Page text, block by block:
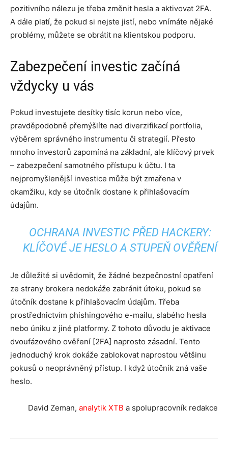
pozitivního nálezu je třeba změnit hesla a aktivovat 2FA.
A dále platí, že pokud si nejste jistí, nebo vnímáte nějaké
problémy, můžete se obrátit na klientskou podporu.
Zabezpečení investic začíná
vždycky u vás
Pokud investujete desítky tisíc korun nebo více,
pravděpodobně přemýšlíte nad diverzifikací portfolia,
výběrem správného instrumentu či strategií. Přesto
mnoho investorů zapomíná na základní, ale klíčový prvek
– zabezpečení samotného přístupu k účtu. I ta
nejpromyšlenější investice může být zmařena v
okamžiku, kdy se útočník dostane k přihlašovacím
údajům.
OCHRANA INVESTIC PŘED HACKERY:
KLÍČOVÉ JE HESLO A STUPEŇ OVĚŘENÍ
Je důležité si uvědomit, že žádné bezpečnostní opatření
ze strany brokera nedokáže zabránit útoku, pokud se
útočník dostane k přihlašovacím údajům. Třeba
prostřednictvím phishingového e-mailu, slabého hesla
nebo úniku z jiné platformy. Z tohoto důvodu je aktivace
dvoufázového ověření [2FA] naprosto zásadní. Tento
jednoduchý krok dokáže zablokovat naprostou většinu
pokusů o neoprávněný přístup. I když útočník zná vaše
heslo.
David Zeman, analytik XTB a spolupracovník redakce